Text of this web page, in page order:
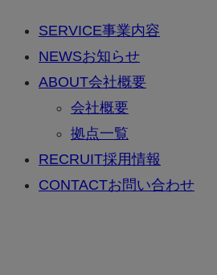
SERVICE事業内容
NEWSお知らせ
ABOUT会社概要
会社概要
拠点一覧
RECRUIT採用情報
CONTACTお問い合わせ